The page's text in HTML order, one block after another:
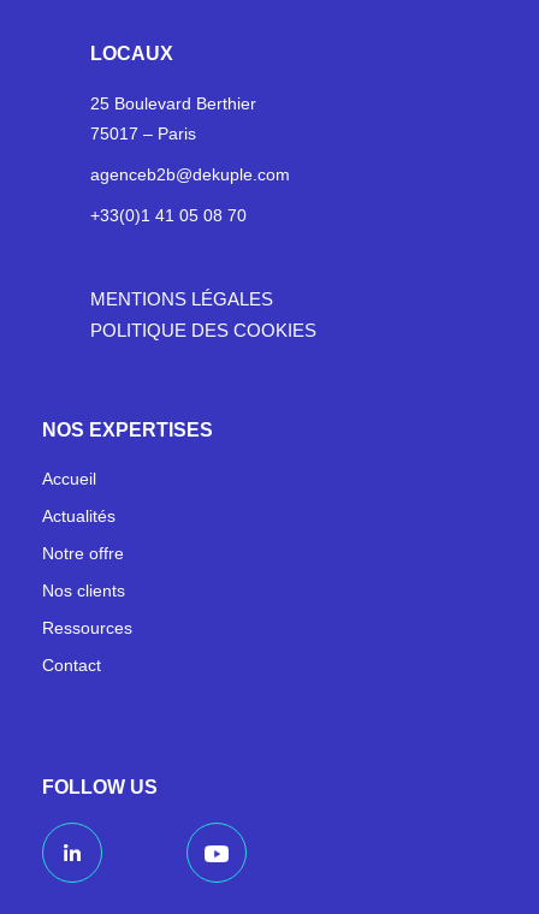
LOCAUX
25 Boulevard Berthier
75017 – Paris
agenceb2b@dekuple.com
+33(0)1 41 05 08 70
MENTIONS LÉGALES
POLITIQUE DES COOKIES
NOS EXPERTISES
Accueil
Actualités
Notre offre
Nos clients
Ressources
Contact
FOLLOW US